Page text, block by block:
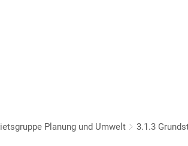
Planung und Umwelt 3.1.3